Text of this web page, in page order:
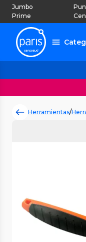
Jumbo
Prime
Herramientas/